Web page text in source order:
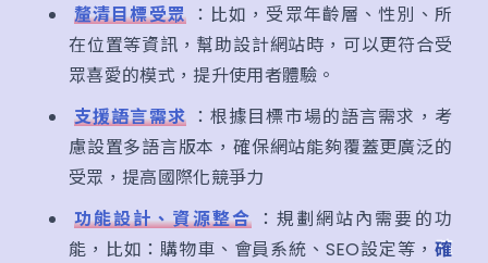
釐清目標受眾 ：比如，受眾年齡層、性別、所
在位置等資訊，幫助設計網站時，可以更符合受
眾喜愛的模式，提升使用者體驗。
支援語言需求 ：根據目標市場的語言需求，考
慮設置多語言版本，確保網站能夠覆蓋更廣泛的
受眾，提高國際化競爭力
功能設計、資源整合 ：規劃網站內需要的功
能，比如：購物車、會員系統、SEO設定等， 確